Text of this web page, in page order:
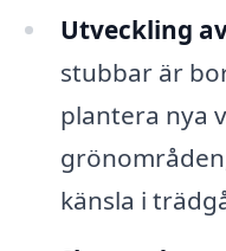
Utveckling
stubbar är
plantera nya
känsla i